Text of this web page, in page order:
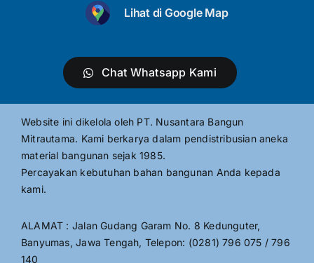
Lihat di Google Map
Chat Whatsapp Kami
Website ini dikelola oleh PT. Nusantara Bangun
Mitrautama. Kami berkarya dalam pendistribusian aneka
material bangunan sejak 1985.
Percayakan kebutuhan bahan bangunan Anda kepada
kami.
ALAMAT : Jalan Gudang Garam No. 8 Kedunguter,
Banyumas, Jawa Tengah, Telepon: (0281) 796 075 / 796
140